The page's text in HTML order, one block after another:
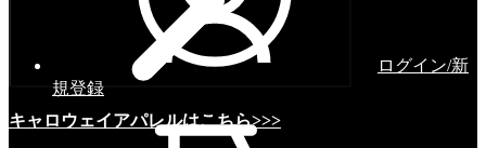
キャロウェイアパレルはこちら>>>
ログイン/新
規登録